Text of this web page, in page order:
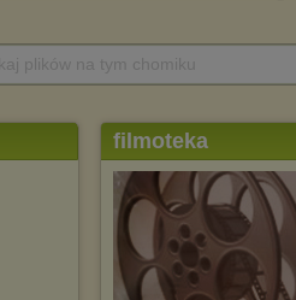
filmoteka